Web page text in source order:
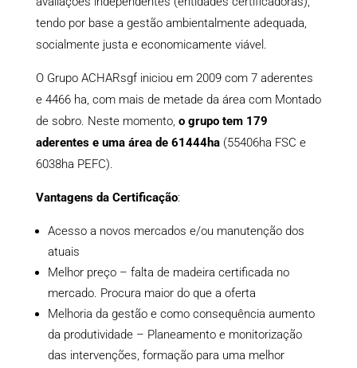
tendo por base a gestão ambientalmente adequada,
socialmente justa e economicamente viável.
O Grupo ACHARsgf iniciou em 2009 com 7 aderentes
e 4466 ha, com mais de metade da área com Montado
de sobro. Neste momento, o grupo tem 179
aderentes e uma área de 61444ha (55406ha FSC e
6038ha PEFC).
Vantagens da Certificação:
Acesso a novos mercados e/ou manutenção dos
atuais
Melhor preço – falta de madeira certificada no
mercado. Procura maior do que a oferta
Melhoria da gestão e como consequência aumento
da produtividade – Planeamento e monitorização
das intervenções, formação para uma melhor